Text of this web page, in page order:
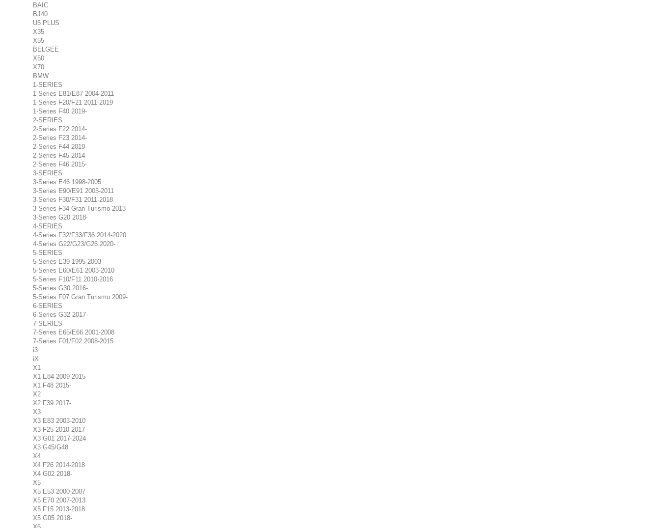
BAIC
BJ40
U5 PLUS
X35
X55
BELGEE
X50
X70
BMW
1-SERIES
1-Series E81/E87 2004-2011
1-Series F20/F21 2011-2019
1-Series F40 2019-
2-SERIES
2-Series F22 2014-
2-Series F23 2014-
2-Series F44 2019-
2-Series F45 2014-
2-Series F46 2015-
3-SERIES
3-Series E46 1998-2005
3-Series E90/E91 2005-2011
3-Series F30/F31 2011-2018
3-Series F34 Gran Turismo 2013-
3-Series G20 2018-
4-SERIES
4-Series F32/F33/F36 2014-2020
4-Series G22/G23/G26 2020-
5-SERIES
5-Series E39 1995-2003
5-Series E60/E61 2003-2010
5-Series F10/F11 2010-2016
5-Series G30 2016-
5-Series F07 Gran Turismo 2009-
6-SERIES
6-Series G32 2017-
7-SERIES
7-Series E65/E66 2001-2008
7-Series F01/F02 2008-2015
i3
iX
X1
X1 E84 2009-2015
X1 F48 2015-
X2
X2 F39 2017-
X3
X3 E83 2003-2010
X3 F25 2010-2017
X3 G01 2017-2024
X3 G45/G48
X4
X4 F26 2014-2018
X4 G02 2018-
X5
X5 E53 2000-2007
X5 E70 2007-2013
X5 F15 2013-2018
X5 G05 2018-